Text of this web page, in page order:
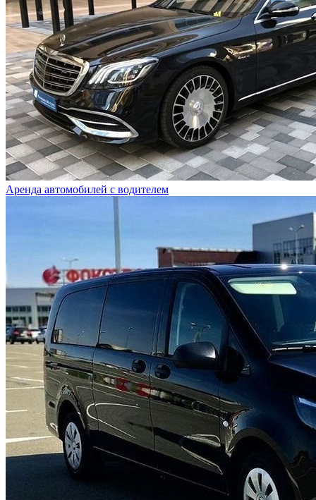
Аренда автомобилей с водителем